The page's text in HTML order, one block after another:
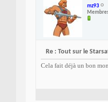
mz93
Re : Tout sur le
Cela fait déjà un bon